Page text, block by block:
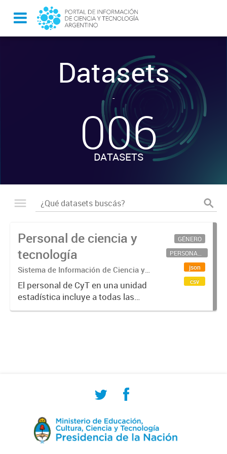
Datasets
-
006
DATASETS
Personal de ciencia y
tecnología
Sistema de Información de Ciencia y
Tecnología Argentino (SICYTAR)
El personal de CyT en una unidad
estadística incluye a todas las
personas involucradas
GÉNERO
PERSONAL CIENTÍFICO-TECNOLÓGICO
json
csv